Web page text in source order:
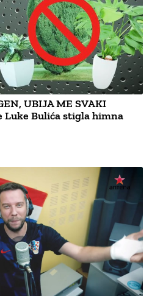
UBIJA ME SVAKI
Luke Bulića stigla himna